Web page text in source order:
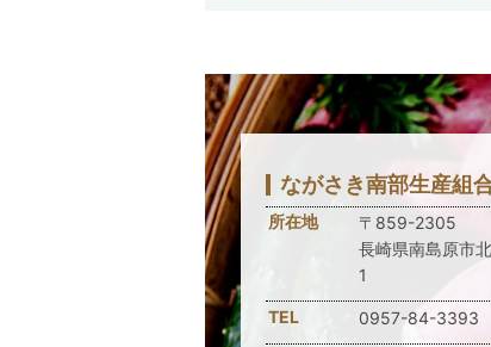
ながさき南部生産組
所在地
〒859-2305
長崎県南島原市
1
TEL 0957-84-3393